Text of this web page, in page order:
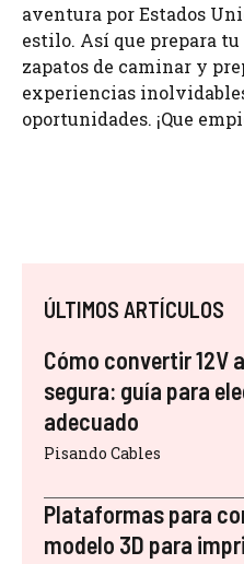
aventura por Estados
estilo. Así que prepara
zapatos de caminar y
experiencias
oportunidades. ¡Que
ÚLTIMOS ARTÍCULOS
Cómo convertir 12V
segura: guía para
adecuado
Pisando Cables
Plataformas para
modelo 3D para